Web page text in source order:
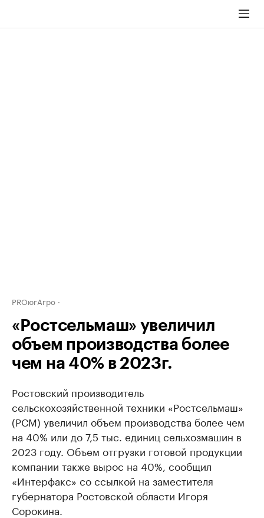
PROюгАгро
«Ростсельмаш» увеличил
объем производства более
чем на 40% в 2023г.
Ростовский производитель
сельскохозяйственной техники «Ростсельмаш»
(РСМ) увеличил объем производства более чем
на 40% или до 7,5 тыс. единиц сельхозмашин в
2023 году. Объем отгрузки готовой продукции
компании также вырос на 40%, сообщил
«Интерфакс» со ссылкой на заместителя
губернатора Ростовской области Игоря
Сорокина.